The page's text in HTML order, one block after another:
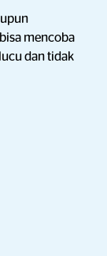
mencoba
dan tidak